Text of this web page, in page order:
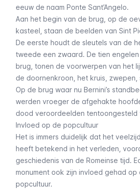
eeuw de naam Ponte Sant’Angelo.
Aan het begin van de brug, op de
kasteel, staan de beelden van Sint
De eerste houdt de sleutels van de
tweede een zwaard. De tien
brug, tonen de voorwerpen van het
de doornenkroon, het kruis, zwepen,
Op de brug waar nu Bernini’s
werden vroeger de afgehakte
dood veroordeelden tentoongesteld
Invloed op de popcultuur
Het is immers duidelijk dat het
heeft betekend in het verleden,
geschiedenis van de Romeinse tijd.
monument ook zijn invloed gehad
popcultuur.